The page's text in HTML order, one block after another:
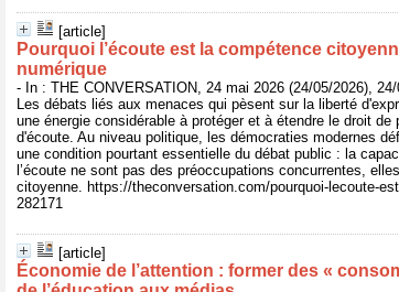
[article]
Pourquoi l’écoute est la compétence
numérique
- In : THE CONVERSATION, 24 mai 2026 (24/05/2026), 24/
Les débats liés aux menaces qui pèsent sur la liberté
une énergie considérable à protéger et à étendre le droit
d'écoute. Au niveau politique, les démocraties modernes
une condition pourtant essentielle du débat public : la
l’écoute ne sont pas des préoccupations concurrentes,
citoyenne. https://theconversation.com/pourquoi-lecoute-
282171
[article]
Économie de l’attention : former des «